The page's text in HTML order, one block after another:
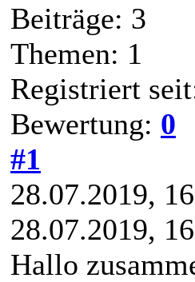
Beiträge: 3
Themen: 1
Registriert
Bewertung: 0
#1
28.07.2019,
28.07.2019,
Hallo